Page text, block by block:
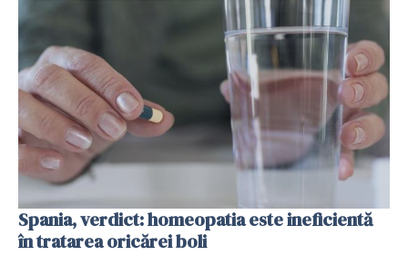
Spania, verdict: homeopatia este ineficientă
în tratarea oricărei boli